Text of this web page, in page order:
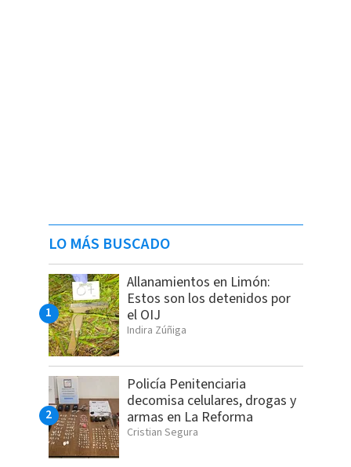
LO MÁS BUSCADO
Allanamientos en Limón:
Estos son los detenidos por
el OIJ
Indira Zúñiga
Policía Penitenciaria
decomisa celulares, drogas y
armas en La Reforma
Cristian Segura